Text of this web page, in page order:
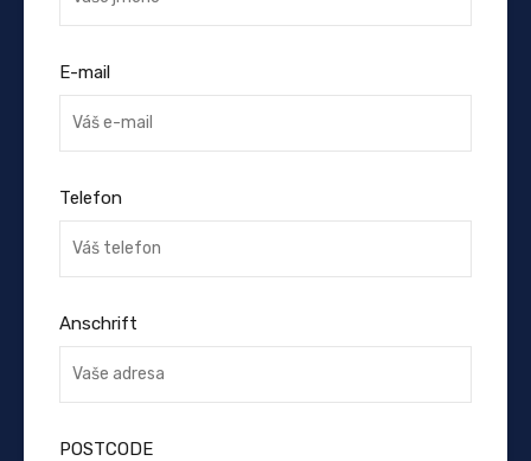
E-mail
Telefon
Anschrift
POSTCODE